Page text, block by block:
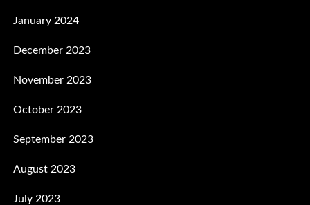
January 2024
December 2023
November 2023
October 2023
September 2023
August 2023
July 2023